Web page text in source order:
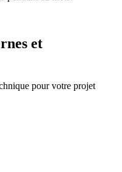
et
pour votre projet